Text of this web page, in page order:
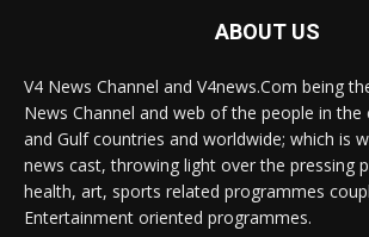
ABOUT US
V4 News Channel and V4news.Com being
News Channel and web of the people in the
and Gulf countries and worldwide; which is
news cast, throwing light over the pressing
health, art, sports related programmes
Entertainment oriented programmes.